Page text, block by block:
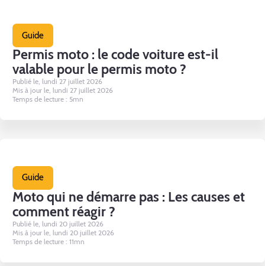
Guide
Permis moto : le code voiture est-il
valable pour le permis moto ?
Publié le, lundi 27 juillet 2026
Mis à jour le, lundi 27 juillet 2026
Temps de lecture : 5mn
Guide
Moto qui ne démarre pas : Les causes et
comment réagir ?
Publié le, lundi 20 juillet 2026
Mis à jour le, lundi 20 juillet 2026
Temps de lecture : 11mn